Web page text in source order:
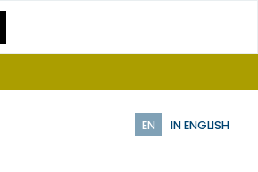
EN IN ENGLISH